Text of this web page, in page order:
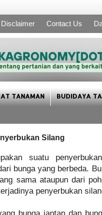
Disclaimer Contact Us
TANAMAN BUDIDAYA
Silang
suatu
bunga yang berbeda.
sama ataupun dari
penyerbukan
bunga jantan dan